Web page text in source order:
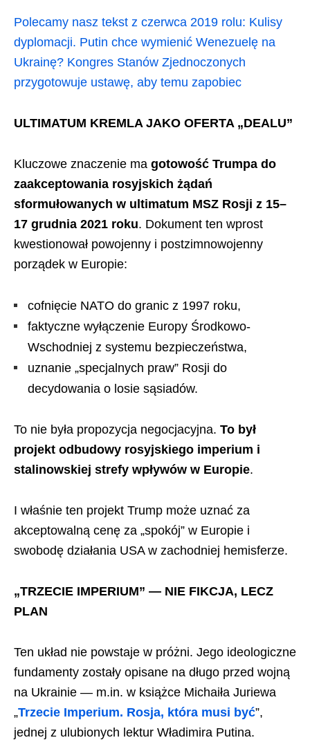
Polecamy nasz tekst z czerwca 2019 rolu: Kulisy
dyplomacji. Putin chce wymienić Wenezuelę na
Ukrainę? Kongres Stanów Zjednoczonych
przygotowuje ustawę, aby temu zapobiec
ULTIMATUM KREMLA JAKO OFERTA „DEALU”
Kluczowe znaczenie ma gotowość Trumpa do
zaakceptowania rosyjskich żądań
sformułowanych w ultimatum MSZ Rosji z 15–
17 grudnia 2021 roku. Dokument ten wprost
kwestionował powojenny i postzimnowojenny
porządek w Europie:
cofnięcie NATO do granic z 1997 roku,
faktyczne wyłączenie Europy Środkowo-
Wschodniej z systemu bezpieczeństwa,
uznanie „specjalnych praw” Rosji do
decydowania o losie sąsiadów.
To nie była propozycja negocjacyjna. To był
projekt odbudowy rosyjskiego imperium i
stalinowskiej strefy wpływów w Europie.
I właśnie ten projekt Trump może uznać za
akceptowalną cenę za „spokój” w Europie i
swobodę działania USA w zachodniej hemisferze.
„TRZECIE IMPERIUM” — NIE FIKCJA, LECZ
PLAN
Ten układ nie powstaje w próżni. Jego ideologiczne
fundamenty zostały opisane na długo przed wojną
na Ukrainie — m.in. w książce Michaiła Juriewa
„Trzecie Imperium. Rosja, która musi być”,
jednej z ulubionych lektur Władimira Putina.